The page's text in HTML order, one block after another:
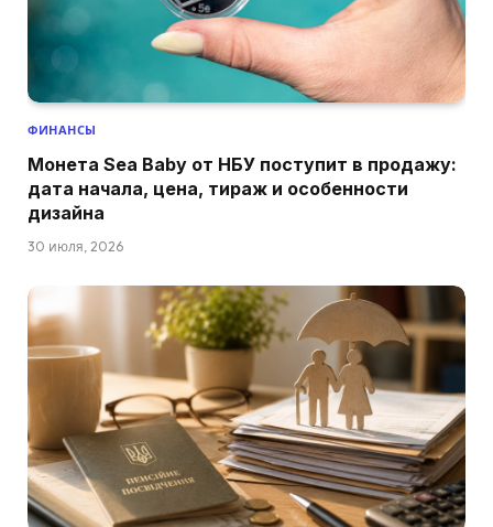
ФИНАНСЫ
Монета Sea Baby от НБУ поступит в продажу:
дата начала, цена, тираж и особенности
дизайна
30 июля, 2026